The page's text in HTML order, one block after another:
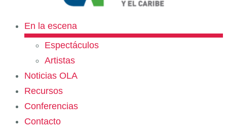
En la escena
Espectáculos
Artistas
Noticias OLA
Recursos
Conferencias
Contacto